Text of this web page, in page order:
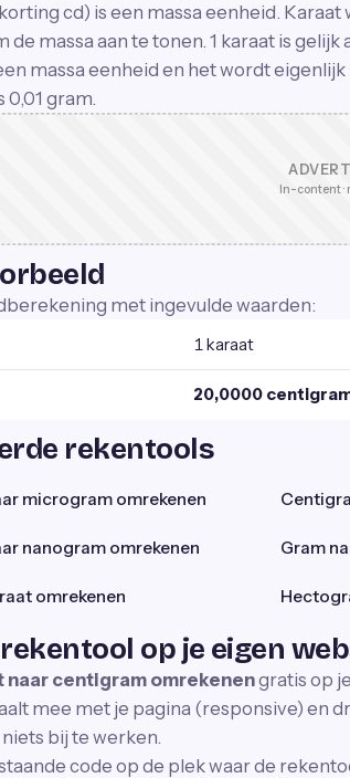
cd) is een massa eenheid.
de massa aan te tonen. 1 karaat is gelijk
massa eenheid en het wordt
0,01 gram.
In-content ·
met ingevulde waarden:
1 karaat
20,0000
rekentools
microgram omrekenen
nanogram omrekenen Gram
omrekenen
op je eigen
naar centigram omrekenengratis op
mee met je pagina (responsive) en
bij te werken.
code op de plek waar de